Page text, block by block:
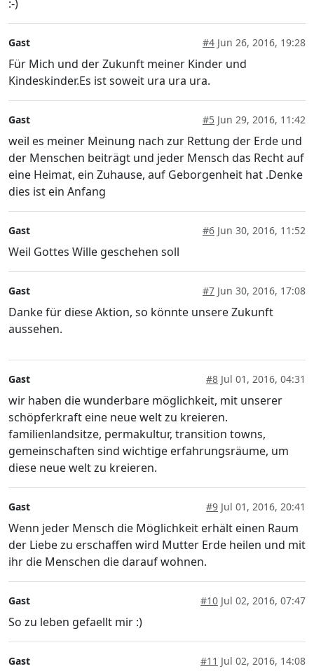
:-)
Gast #4 Jun 26, 2016, 19:28
Für Mich und der Zukunft meiner Kinder und
Kindeskinder.Es ist soweit ura ura ura.
Gast #5 Jun 29, 2016, 11:42
weil es meiner Meinung nach zur Rettung der Erde und
der Menschen beiträgt und jeder Mensch das Recht auf
eine Heimat, ein Zuhause, auf Geborgenheit hat .Denke
dies ist ein Anfang
Gast #6 Jun 30, 2016, 11:52
Weil Gottes Wille geschehen soll
Gast #7 Jun 30, 2016, 17:08
Danke für diese Aktion, so könnte unsere Zukunft
aussehen.
Gast #8 Jul 01, 2016, 04:31
wir haben die wunderbare möglichkeit, mit unserer
schöpferkraft eine neue welt zu kreieren.
familienlandsitze, permakultur, transition towns,
gemeinschaften sind wichtige erfahrungsräume, um
diese neue welt zu kreieren.
Gast #9 Jul 01, 2016, 20:41
Wenn jeder Mensch die Möglichkeit erhält einen Raum
der Liebe zu erschaffen wird Mutter Erde heilen und mit
ihr die Menschen die darauf wohnen.
Gast #10 Jul 02, 2016, 07:47
So zu leben gefaellt mir :)
Gast #11 Jul 02, 2016, 14:08